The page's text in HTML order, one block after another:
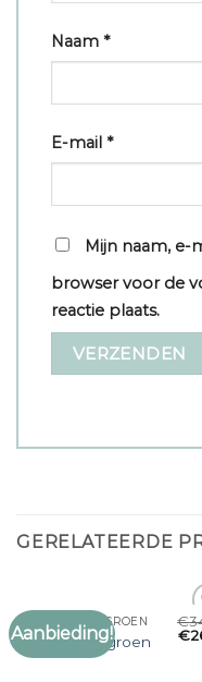
Naam *
E-mail *
Mijn naam, e-
browser voor de
reactie plaats.
GERELATEERDE
Aanbieding!
DAMES SJAAL GROEN
dames sjaal groen
€
€